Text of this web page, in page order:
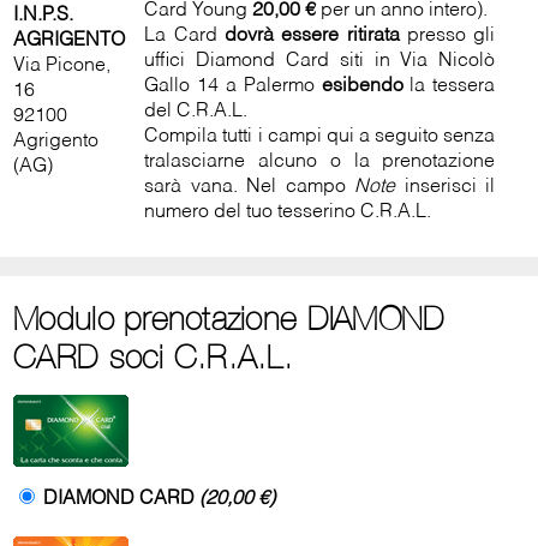
I.N.P.S.
AGRIGENTO
Via Picone,
16
92100
Agrigento
(AG)
Card Young20,00 €per un anno intero).
La Card dovrà essere ritiratapresso gli
uffici Diamond Card siti in Via Nicolò
Gallo 14 a Palermo esibendola tessera
del C.R.A.L.
Compila tutti i campi qui a seguito senza
tralasciarne alcuno o la prenotazione
sarà vana. Nel campo Noteinserisci il
numero del tuo tesserino C.R.A.L.
Modulo prenotazione DIAMOND
CARD soci C.R.A.L.
DIAMOND CARD (20,00 €)